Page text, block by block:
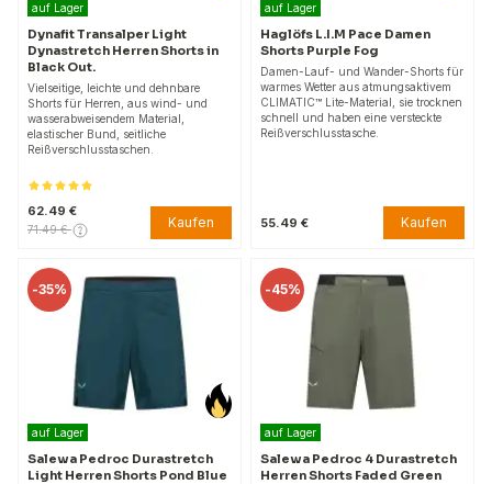
auf Lager
Dynafit Transalper Light
Dynastretch Herren Shorts in
Black Out.
Vielseitige, leichte und dehnbare
Shorts für Herren, aus wind- und
wasserabweisendem Material,
elastischer Bund, seitliche
Reißverschlusstaschen.
62.49 €
71.49 € Kaufen
auf Lager
Haglöfs L.I.M Pace Damen
Shorts Purple Fog
Damen-Lauf- und Wander-Shorts für
warmes Wetter aus atmungsaktivem
CLIMATIC™ Lite-Material, sie trocknen
schnell und haben eine versteckte
Reißverschlusstasche.
55.49 € Kaufen
-35%
auf Lager
Salewa Pedroc Durastretch
Light Herren Shorts Pond Blue
-45%
auf Lager
Salewa Pedroc 4 Durastretch
Herren Shorts Faded Green